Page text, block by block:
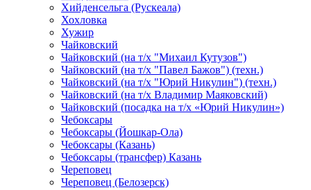
Хийденсельга (Рускеала)
Хохловка
Хужир
Чайковский
Чайковский (на т/х "Михаил Кутузов")
Чайковский (на т/х "Павел Бажов") (техн.)
Чайковский (на т/х "Юрий Никулин") (техн.)
Чайковский (на т/х Владимир Маяковский)
Чайковский (посадка на т/х «Юрий Никулин»)
Чебоксары
Чебоксары (Йошкар-Ола)
Чебоксары (Казань)
Чебоксары (трансфер) Казань
Череповец
Череповец (Белозерск)